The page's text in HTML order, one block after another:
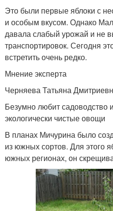
Это были первые яблоки с
и особым вкусом. Однако
давала слабый урожай и не
транспортировок. Сегодня
встретить очень редко.
Мнение эксперта
Черняева Татьяна
Безумно любит садоводство
экологически чистые овощи
В планах Мичурина было
из южных сортов. Для этого
южных регионах, он